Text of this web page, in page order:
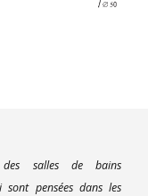
salles de bains
sont pensées dans les